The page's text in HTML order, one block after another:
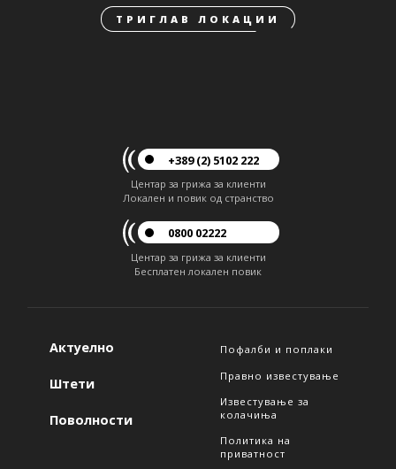
ТРИГЛАВ ЛОКАЦИИ
+389 (2) 5102 222
Центар за грижа за клиенти
Локален и повик од странство
0800 02222
Центар за грижа за клиенти
Бесплатен локален повик
Актуелно
Штети
Поволности
Пофалби и поплаки
Правно известување
Известување за
колачиња
Политика на
приватност